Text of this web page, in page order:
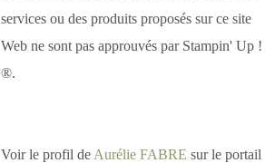
services ou des produits proposés sur ce site
Web ne sont pas approuvés par Stampin' Up !
®.
Voir le profil de Aurélie FABRE sur le portail